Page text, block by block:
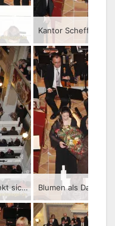
Das begeisterte Publikum bedankt sich mit herzlichem Applaus Blumen als Dank